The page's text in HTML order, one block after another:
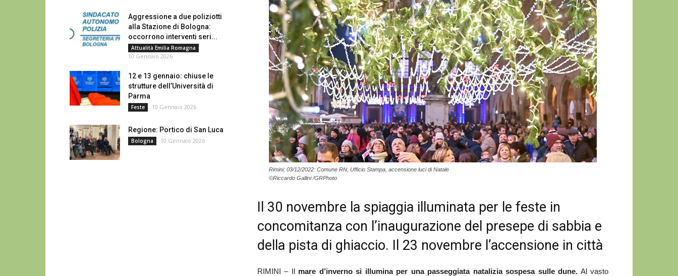
Rimini; 03/12/2022: Comune RN, Ufficio Stampa, accensione luci di Natale
©Riccardo Gallini /GRPhoto
Il 30 novembre la spiaggia illuminata per le feste in
concomitanza con l’inaugurazione del presepe di sabbia e
della pista di ghiaccio. Il 23 novembre l’accensione in città
RIMINI – Il mare d’inverno si illumina per una passeggiata natalizia sospesa sulle dune. Al vasto
Aggressione a due poliziotti
alla Stazione di Bologna:
occorrono interventi seri...
Attualità Emilia Romagna
10 Gennaio 2026
12 e 13 gennaio: chiuse le
strutture dell’Università di
Parma
Feste 10 Gennaio 2026
Regione: Portico di San Luca
Bologna 10 Gennaio 2026